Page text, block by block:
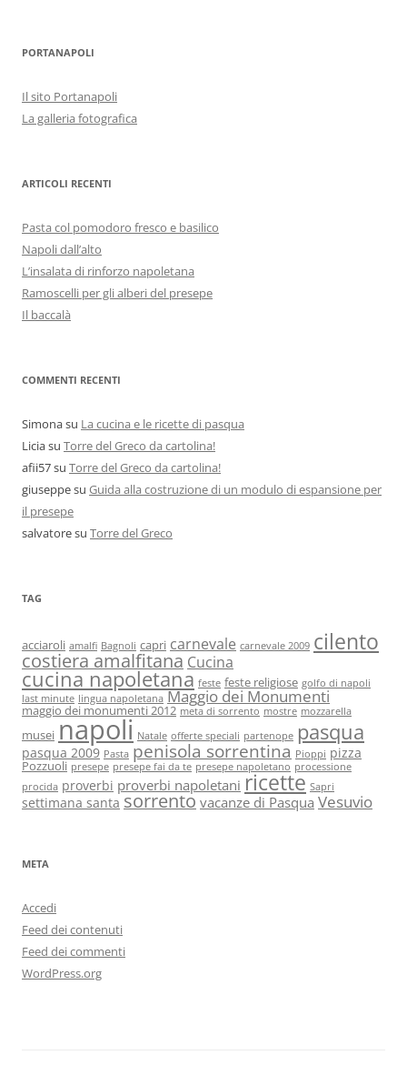
PORTANAPOLI
Il sito Portanapoli
La galleria fotografica
ARTICOLI RECENTI
Pasta col pomodoro fresco e basilico
Napoli dall’alto
L’insalata di rinforzo napoletana
Ramoscelli per gli alberi del presepe
Il baccalà
COMMENTI RECENTI
Simonasu La cucina e le ricette di pasqua
Liciasu Torre del Greco da cartolina!
afii57su Torre del Greco da cartolina!
giuseppesu Guida alla costruzione di un modulo di espansione per
il presepe
salvatoresu Torre del Greco
TAG
acciaroli amalfi Bagnoli capri carnevale carnevale 2009 cilento
costiera amalfitana Cucina
cucina napoletana feste feste religiose golfo di napoli
last minute lingua napoletana Maggio dei Monumenti
maggio dei monumenti 2012 meta di sorrento mostre mozzarella
musei napoli Natale offerte speciali partenope pasqua
pasqua 2009 Pasta penisola sorrentina Pioppi pizza
Pozzuoli presepe presepe fai da te presepe napoletano processione
procida proverbi proverbi napoletani ricette Sapri
settimana santa sorrento vacanze di Pasqua Vesuvio
META
Accedi
Feed dei contenuti
Feed dei commenti
WordPress.org